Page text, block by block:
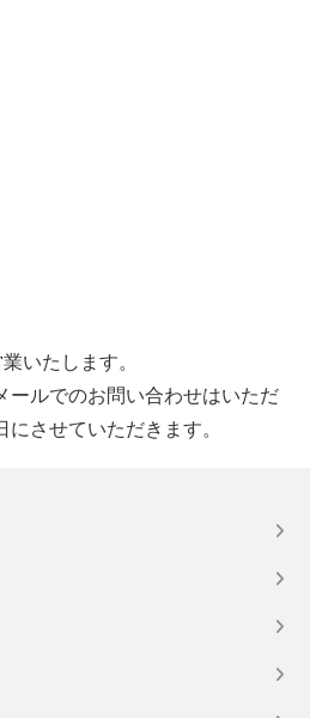
いたします。
ルでのお問い合わせはいただ
させていただきます。